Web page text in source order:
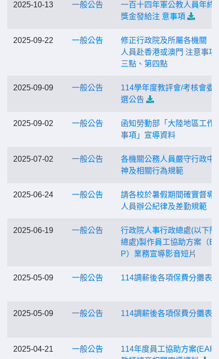
2025-10-13 一般公告
一百十四年軍公教人員年終
獎金發給注 意事項
2025-09-22 一般公告
修正行政院及所屬各機關（
人員赴香港或澳門 注意事項
三點、第四點
2025-09-09 一般公告
114學年度教評會/考核會委
選公告
2025-09-02 一般公告
函知勞動部「大陸地區工作
事項」宣導資料
2025-07-02 一般公告
各機關公務人員嚴守行政中
神及相關行為規範
2025-06-24 一般公告
請各校於暑假期間確實督導
人員辦公紀律及差勤規範
2025-06-19 一般公告
行政院人事行政總處(以下簡
總處)製作員工協助方案（
P）業務宣導影音短片
2025-05-09 一般公告 114調薪後各項保費分攤表
2025-05-09 一般公告 114調薪後各項保費分攤表
2025-04-21 一般公告
114年度員工協助方案(EAP)